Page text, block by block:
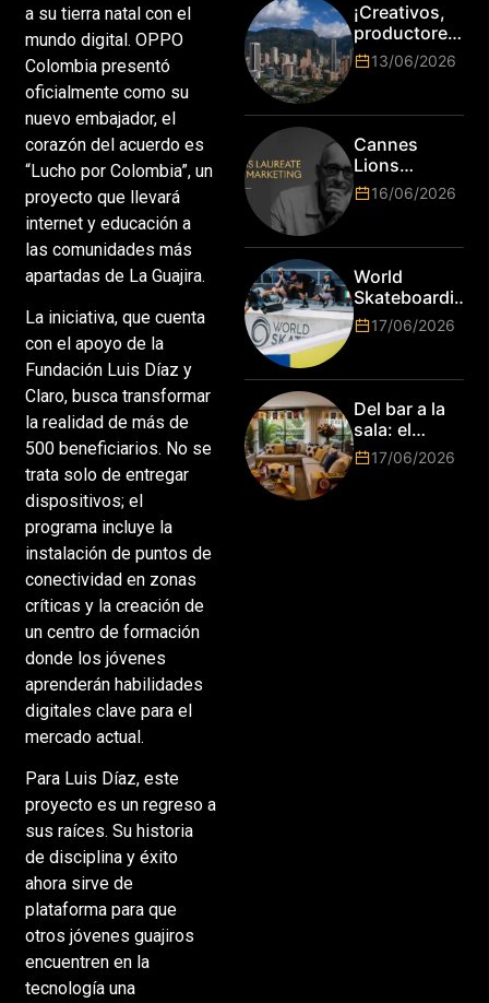
a su tierra natal con el
mundo digital. OPPO
Colombia presentó
oficialmente como su
nuevo embajador, el
corazón del acuerdo es
“Lucho por Colombia”, un
proyecto que llevará
internet y educación a
las comunidades más
apartadas de La Guajira.
La iniciativa, que cuenta
con el apoyo de la
Fundación Luis Díaz y
Claro, busca transformar
la realidad de más de
500 beneficiarios. No se
trata solo de entregar
dispositivos; el
programa incluye la
instalación de puntos de
conectividad en zonas
críticas y la creación de
un centro de formación
donde los jóvenes
aprenderán habilidades
digitales clave para el
mercado actual.
Para Luis Díaz, este
proyecto es un regreso a
sus raíces. Su historia
de disciplina y éxito
ahora sirve de
plataforma para que
otros jóvenes guajiros
encuentren en la
tecnología una
¡Creativos,
productores
y cracks de
la tecnología
es hora de
subir de
nivel! Las
marcas más
top del
13/06/2026
Cannes
Lions
anuncia a
Jim Stengel
primer Lions
Laureate for
Marketing
16/06/2026
World
Skateboarding
Tour:
¡Resultados
Mundo de
Park de Roma
2026!
17/06/2026
Del bar a la
sala: el
Mundial
2026 vuelve
17/06/2026